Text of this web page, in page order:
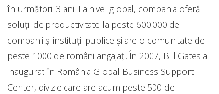
în următorii 3 ani. La nivel global, compania oferă
soluții de productivitate la peste 600.000 de
companii și instituții publice și are o comunitate de
peste 1000 de români angajați. În 2007, Bill Gates a
inaugurat în România Global Business Support
Center, divizie care are acum peste 500 de